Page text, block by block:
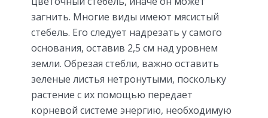
загнить. Многие виды имеют мясистый
стебель. Его следует надрезать у самого
основания, оставив 2,5 см над уровнем
земли. Обрезая стебли, важно оставить
зеленые листья нетронутыми, поскольку
растение с их помощью передает
корневой системе энергию, необходимую